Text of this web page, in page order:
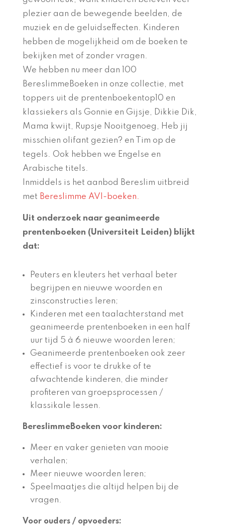
plezier aan de bewegende beelden, de
muziek en de geluidseffecten. Kinderen
hebben de mogelijkheid om de boeken te
bekijken met of zonder vragen.
We hebben nu meer dan 100
BereslimmeBoeken in onze collectie, met
toppers uit de prentenboekentop10 en
klassiekers als Gonnie en Gijsje, Dikkie Dik,
Mama kwijt, Rupsje Nooitgenoeg, Heb jij
misschien olifant gezien? en Tim op de
tegels. Ook hebben we Engelse en
Arabische titels.
Inmiddels is het aanbod Bereslim uitbreid
met Bereslimme AVI-boeken.
Uit onderzoek naar geanimeerde
prentenboeken (Universiteit Leiden) blijkt
dat:
Peuters en kleuters het verhaal beter
begrijpen en nieuwe woorden en
zinsconstructies leren;
Kinderen met een taalachterstand met
geanimeerde prentenboeken in een half
uur tijd 5 à 6 nieuwe woorden leren;
Geanimeerde prentenboeken ook zeer
effectief is voor te drukke of te
afwachtende kinderen, die minder
profiteren van groepsprocessen /
klassikale lessen.
BereslimmeBoeken voor kinderen:
Meer en vaker genieten van mooie
verhalen;
Meer nieuwe woorden leren;
Speelmaatjes die altijd helpen bij de
vragen.
Voor ouders / opvoeders: